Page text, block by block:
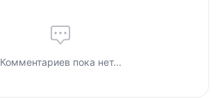
Комментариев пока нет...